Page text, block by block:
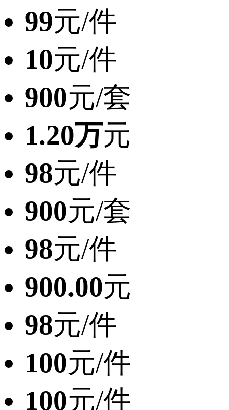
99元/件
10元/件
900元/套
1.20万元
98元/件
900元/套
98元/件
900.00元
98元/件
100元/件
100元/件